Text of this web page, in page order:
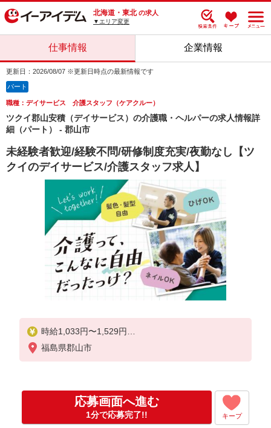
北海道・東北 の求人
▼エリア変更
仕事情報 企業情報
更新日：2026/08/07 ※更新日時点の最新情報です
パート
職種：デイサービス 介護スタッフ（ケアクルー）
ツクイ郡山安積（デイサービス）の介護職・ヘルパーの求人情報詳
細（パート） - 郡山市
未経験者歓迎/経験不問/研修制度充実/夜勤なし【ツ
クイのデイサービス/介護スタッフ求人】
時給1,033円〜1,529円
★土日祝日は時給100円アップ！
福島県郡山市
応募画面へ進む
1分で応募完了!! キープ